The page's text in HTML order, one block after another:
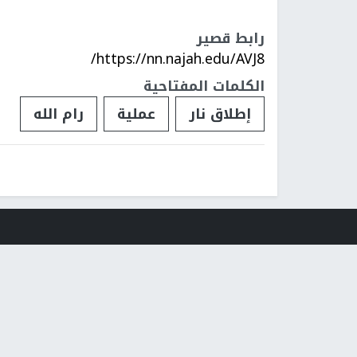
رابط قصير
https://nn.najah.edu/AVJ8/
الكلمات المفتاحية
إطلاق نار
عملية رام الله